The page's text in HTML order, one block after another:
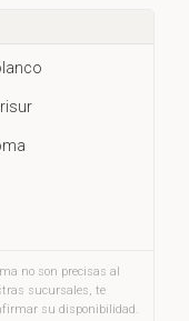
capitulos/
no son precisas al
sucursales, te
su disponibilidad.